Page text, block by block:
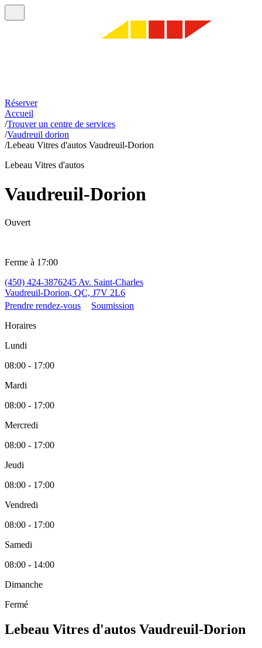
Réserver
Accueil
/Trouver un centre de services
/Vaudreuil dorion
/Lebeau Vitres d'autos Vaudreuil-Dorion
Lebeau Vitres d'autos
Vaudreuil-Dorion
Ouvert
Ferme à 17:00
(450) 424-3876245 Av. Saint-Charles
Vaudreuil-Dorion, QC, J7V 2L6
Prendre rendez-vous
Soumission
Horaires
Lundi
08:00 - 17:00
Mardi
08:00 - 17:00
Mercredi
08:00 - 17:00
Jeudi
08:00 - 17:00
Vendredi
08:00 - 17:00
Samedi
08:00 - 14:00
Dimanche
Fermé
Lebeau Vitres d'autos Vaudreuil-Dorion